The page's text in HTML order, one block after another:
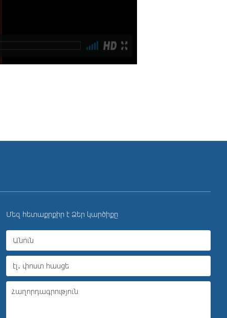
Մեզ հետաքրքիր է Ձեր կարծիքը